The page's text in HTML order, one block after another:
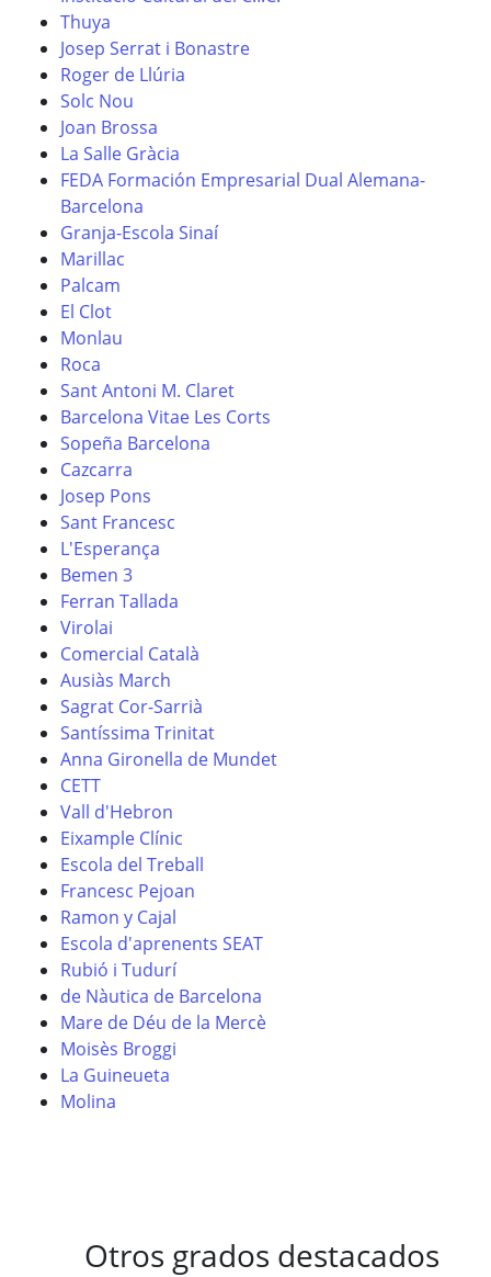
Thuya
Josep Serrat i Bonastre
Roger de Llúria
Solc Nou
Joan Brossa
La Salle Gràcia
FEDA Formación Empresarial Dual Alemana-
Barcelona
Granja-Escola Sinaí
Marillac
Palcam
El Clot
Monlau
Roca
Sant Antoni M. Claret
Barcelona Vitae Les Corts
Sopeña Barcelona
Cazcarra
Josep Pons
Sant Francesc
L'Esperança
Bemen 3
Ferran Tallada
Virolai
Comercial Català
Ausiàs March
Sagrat Cor-Sarrià
Santíssima Trinitat
Anna Gironella de Mundet
CETT
Vall d'Hebron
Eixample Clínic
Escola del Treball
Francesc Pejoan
Ramon y Cajal
Escola d'aprenents SEAT
Rubió i Tudurí
de Nàutica de Barcelona
Mare de Déu de la Mercè
Moisès Broggi
La Guineueta
Molina
Otros grados destacados